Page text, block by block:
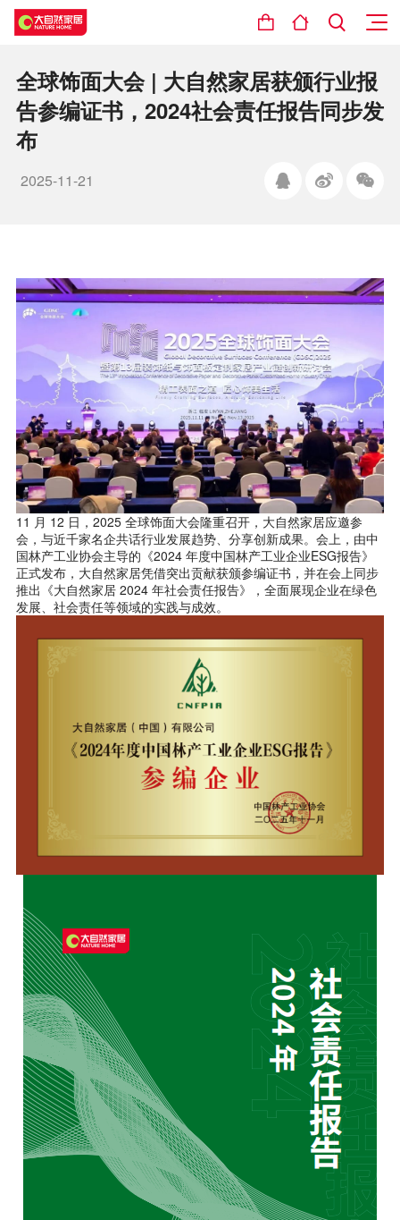
全球饰面大会 | 大自然家居获颁行业报
告参编证书，2024社会责任报告同步发
布
2025-11-21
11 月 12 日，2025 全球饰面大会隆重召开，大自然家居应邀参
会，与近千家名企共话行业发展趋势、分享创新成果。会上，由中
国林产工业协会主导的《2024 年度中国林产工业企业ESG报告》
正式发布，大自然家居凭借突出贡献获颁参编证书，并在会上同步
推出《大自然家居 2024 年社会责任报告》，全面展现企业在绿色
发展、社会责任等领域的实践与成效。